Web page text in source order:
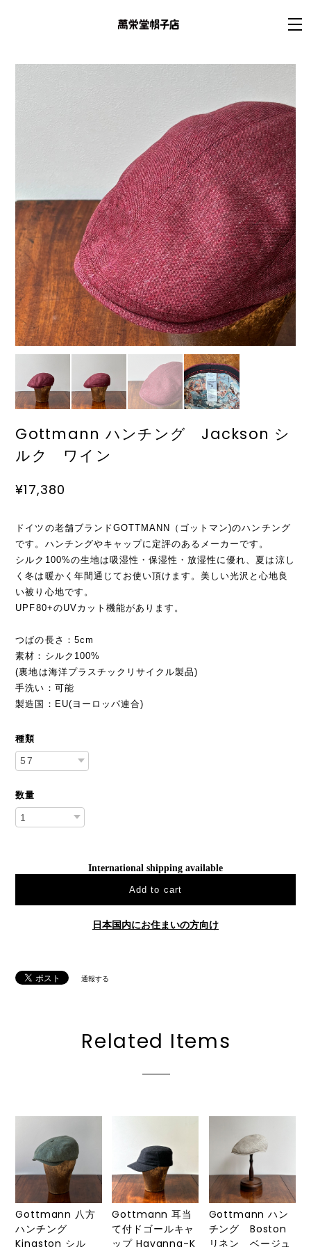
Gottmann ハンチング Jackson シ
ルク ワイン
¥17,380
ドイツの老舗ブランドGOTTMANN（ゴットマン)のハンチング
です。ハンチングやキャップに定評のあるメーカーです。
シルク100%の生地は吸湿性・保湿性・放湿性に優れ、夏は涼し
く冬は暖かく年間通じてお使い頂けます。美しい光沢と心地良
い被り心地です。
UPF80+のUVカット機能があります。
つばの長さ：5cm
素材：シルク100%
(裏地は海洋プラスチックリサイクル製品)
手洗い：可能
製造国：EU(ヨーロッパ連合)
種類
数量
International shipping available
Add to cart
日本国内にお住まいの方向け
通報する
Related Items
Gottmann 八方
ハンチング
Kingston シル
Gottmann 耳当
て付ドゴールキャ
ップ Havanna-K
Gottmann ハン
チング Boston
リネン ベージュ